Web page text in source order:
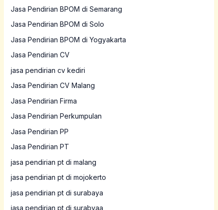
Jasa Pendirian BPOM di Semarang
Jasa Pendirian BPOM di Solo
Jasa Pendirian BPOM di Yogyakarta
Jasa Pendirian CV
jasa pendirian cv kediri
Jasa Pendirian CV Malang
Jasa Pendirian Firma
Jasa Pendirian Perkumpulan
Jasa Pendirian PP
Jasa Pendirian PT
jasa pendirian pt di malang
jasa pendirian pt di mojokerto
jasa pendirian pt di surabaya
jasa pendirian pt di surabyaa